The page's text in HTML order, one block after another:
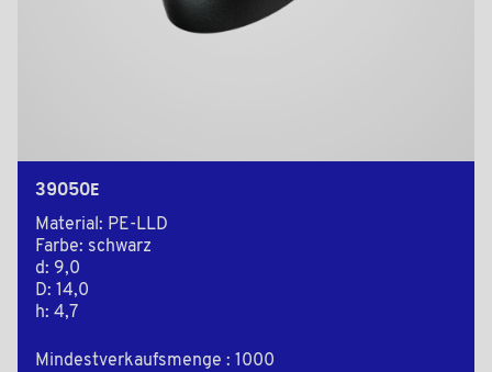
39050E
Material: PE-LLD
Farbe: schwarz
d: 9,0
D: 14,0
h: 4,7
Mindestverkaufsmenge : 1000